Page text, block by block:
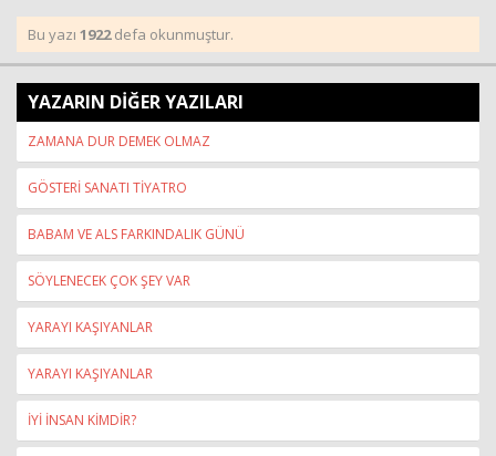
Bu yazı 1922defa okunmuştur.
YAZARIN DİĞER YAZILARI
ZAMANA DUR DEMEK OLMAZ
GÖSTERİ SANATI TİYATRO
BABAM VE ALS FARKINDALIK GÜNÜ
SÖYLENECEK ÇOK ŞEY VAR
YARAYI KAŞIYANLAR
YARAYI KAŞIYANLAR
İYİ İNSAN KİMDİR?